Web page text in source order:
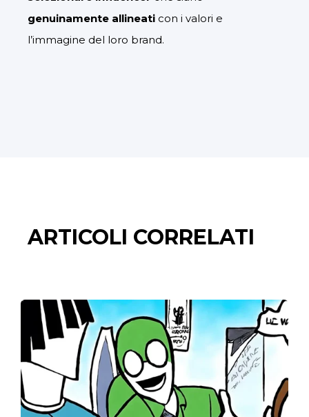
genuinamente allineati con i valori e
l’immagine del loro brand.
ARTICOLI CORRELATI